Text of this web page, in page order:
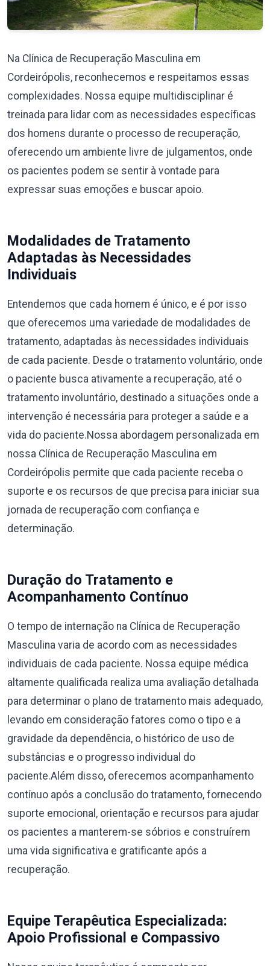
Na Clínica de Recuperação Masculina em
Cordeirópolis, reconhecemos e respeitamos essas
complexidades. Nossa equipe multidisciplinar é
treinada para lidar com as necessidades específicas
dos homens durante o processo de recuperação,
oferecendo um ambiente livre de julgamentos, onde
os pacientes podem se sentir à vontade para
expressar suas emoções e buscar apoio.
Modalidades de Tratamento
Adaptadas às Necessidades
Individuais
Entendemos que cada homem é único, e é por isso
que oferecemos uma variedade de modalidades de
tratamento, adaptadas às necessidades individuais
de cada paciente. Desde o tratamento voluntário, onde
o paciente busca ativamente a recuperação, até o
tratamento involuntário, destinado a situações onde a
intervenção é necessária para proteger a saúde e a
vida do paciente.Nossa abordagem personalizada em
nossa Clínica de Recuperação Masculina em
Cordeirópolis permite que cada paciente receba o
suporte e os recursos de que precisa para iniciar sua
jornada de recuperação com confiança e
determinação.
Duração do Tratamento e
Acompanhamento Contínuo
O tempo de internação na Clínica de Recuperação
Masculina varia de acordo com as necessidades
individuais de cada paciente. Nossa equipe médica
altamente qualificada realiza uma avaliação detalhada
para determinar o plano de tratamento mais adequado,
levando em consideração fatores como o tipo e a
gravidade da dependência, o histórico de uso de
substâncias e o progresso individual do
paciente.Além disso, oferecemos acompanhamento
contínuo após a conclusão do tratamento, fornecendo
suporte emocional, orientação e recursos para ajudar
os pacientes a manterem-se sóbrios e construírem
uma vida significativa e gratificante após a
recuperação.
Equipe Terapêutica Especializada:
Apoio Profissional e Compassivo